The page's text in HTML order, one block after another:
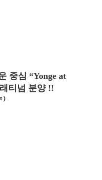
중심 “Yonge at
티넘 분양 !!
)